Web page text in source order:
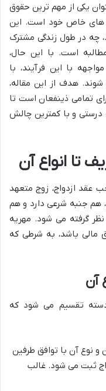
یکی از مهم ترین حقوق
های خاص خود است. این
چه در طول زندگی مشترک
است. با این حال،
با این فرآیند، با
شوند. هدف از این مقاله،
تمامی ذینفعان است تا
درستی و با کمترین چالش
تا انواع آن
عقد ازدواج، زوج متعهد
هم جنبه شرعی دارد و هم
نظر گرفته می شود. مهریه
باشد، به شرطی که
آن
دسته تقسیم می شود که
نوع آن با توافق طرفین
ثبت می شود. غالب